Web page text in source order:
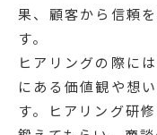
果、顧客から信頼
す。
ヒアリングの際に
にある価値観や想
す。ヒアリング研